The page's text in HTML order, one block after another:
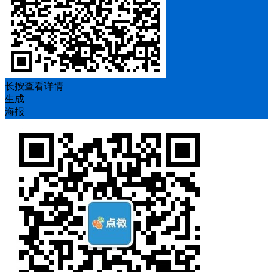
长按查看详情
生成
海报